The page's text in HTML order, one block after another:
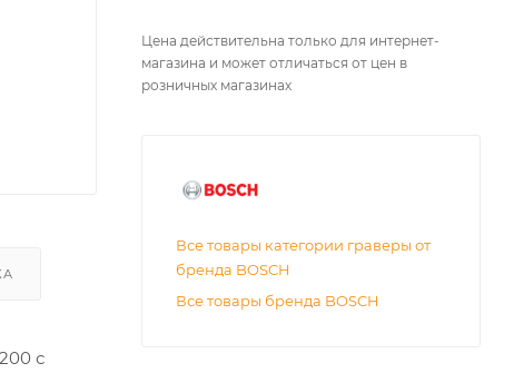
с
Цена действительна только для интернет-
магазина и может отличаться от цен в
розничных магазинах
Все товары категории граверы от
бренда BOSCH
Все товары бренда BOSCH